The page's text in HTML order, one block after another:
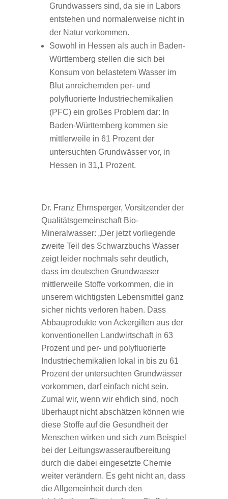
Grundwassers sind, da sie in Labors
entstehen und normalerweise nicht in
der Natur vorkommen.
Sowohl in Hessen als auch in Baden-
Württemberg stellen die sich bei
Konsum von belastetem Wasser im
Blut anreichernden per- und
polyfluorierte Industriechemikalien
(PFC) ein großes Problem dar: In
Baden-Württemberg kommen sie
mittlerweile in 61 Prozent der
untersuchten Grundwässer vor, in
Hessen in 31,1 Prozent.
Dr. Franz Ehrnsperger, Vorsitzender der
Qualitätsgemeinschaft Bio-
Mineralwasser: „Der jetzt vorliegende
zweite Teil des Schwarzbuchs Wasser
zeigt leider nochmals sehr deutlich,
dass im deutschen Grundwasser
mittlerweile Stoffe vorkommen, die in
unserem wichtigsten Lebensmittel ganz
sicher nichts verloren haben. Dass
Abbauprodukte von Ackergiften aus der
konventionellen Landwirtschaft in 63
Prozent und per- und polyfluorierte
Industriechemikalien lokal in bis zu 61
Prozent der untersuchten Grundwässer
vorkommen, darf einfach nicht sein.
Zumal wir, wenn wir ehrlich sind, noch
überhaupt nicht abschätzen können wie
diese Stoffe auf die Gesundheit der
Menschen wirken und sich zum Beispiel
bei der Leitungswasseraufbereitung
durch die dabei eingesetzte Chemie
weiter verändern. Es geht nicht an, dass
die Allgemeinheit durch den